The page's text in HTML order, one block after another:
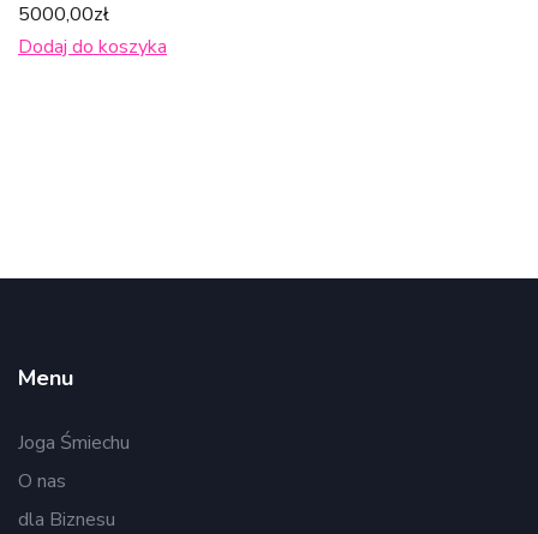
5000,00zł
Dodaj do koszyka
Menu
Joga Śmiechu
O nas
dla Biznesu